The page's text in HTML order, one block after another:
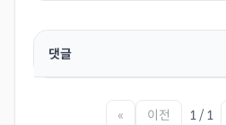
댓글
« 이전 1 / 1